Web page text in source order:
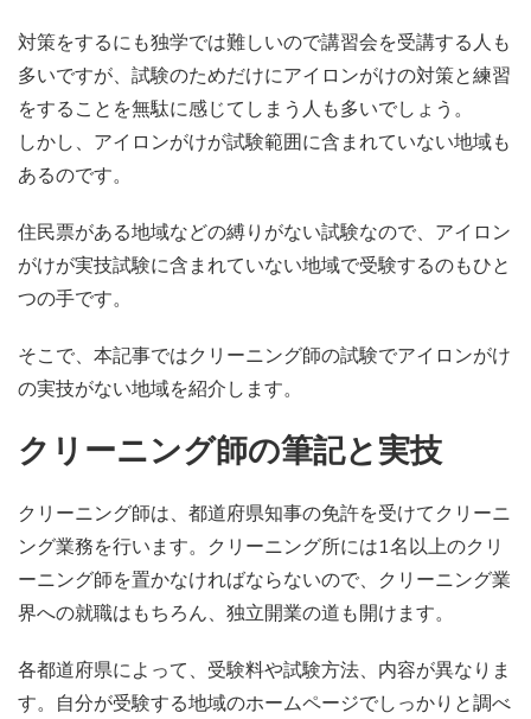
対策をするにも独学では難しいので講習会を受講する人も
多いですが、試験のためだけにアイロンがけの対策と練習
をすることを無駄に感じてしまう人も多いでしょう。
しかし、アイロンがけが試験範囲に含まれていない地域も
あるのです。
住民票がある地域などの縛りがない試験なので、アイロン
がけが実技試験に含まれていない地域で受験するのもひと
つの手です。
そこで、本記事ではクリーニング師の試験でアイロンがけ
の実技がない地域を紹介します。
クリーニング師の筆記と実技
クリーニング師は、都道府県知事の免許を受けてクリーニ
ング業務を行います。クリーニング所には1名以上のクリ
ーニング師を置かなければならないので、クリーニング業
界への就職はもちろん、独立開業の道も開けます。
各都道府県によって、受験料や試験方法、内容が異なりま
す。自分が受験する地域のホームページでしっかりと調べ